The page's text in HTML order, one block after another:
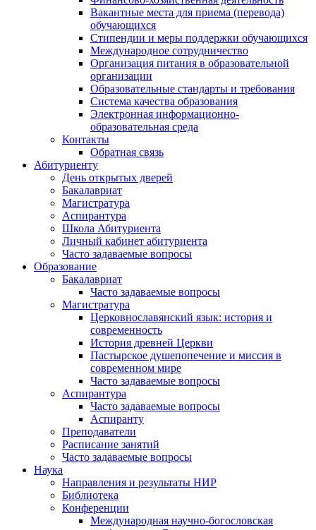
Вакантные места для приема (перевода)
обучающихся
Стипендии и меры поддержки обучающихся
Международное сотрудничество
Организация питания в образовательной
организации
Образовательные стандарты и требования
Система качества образования
Электронная информационно-
образовательная среда
Контакты
Обратная связь
Абитуриенту
День открытых дверей
Бакалавриат
Магистратура
Аспирантура
Школа Абитуриента
Личный кабинет абитуриента
Часто задаваемые вопросы
Образование
Бакалавриат
Часто задаваемые вопросы
Магистратура
Церковнославянский язык: история и
современность
История древней Церкви
Пастырское душепопечение и миссия в
современном мире
Часто задаваемые вопросы
Аспирантура
Часто задаваемые вопросы
Аспиранту
Преподаватели
Расписание занятий
Часто задаваемые вопросы
Наука
Направления и результаты НИР
Библиотека
Конференции
Международная научно-богословская